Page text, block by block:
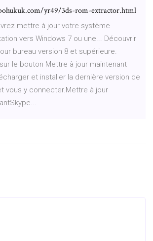
yr49/3ds-rom-extractor.html
mettre à jour votre système
vers Windows 7 ou une... Découvrir
bureau version 8 et supérieure.
le bouton Mettre à jour maintenant
et installer la dernière version de
vous y connecter.Mettre à jour